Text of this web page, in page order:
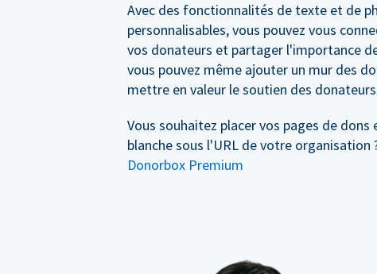
Avec des fonctionnalités de texte et de
personnalisables, vous pouvez vous
vos donateurs et partager l'importance
vous pouvez même ajouter un mur des
mettre en valeur le soutien des
Vous souhaitez placer vos pages de dons
blanche sous l'URL de votre organisation
Donorbox Premium